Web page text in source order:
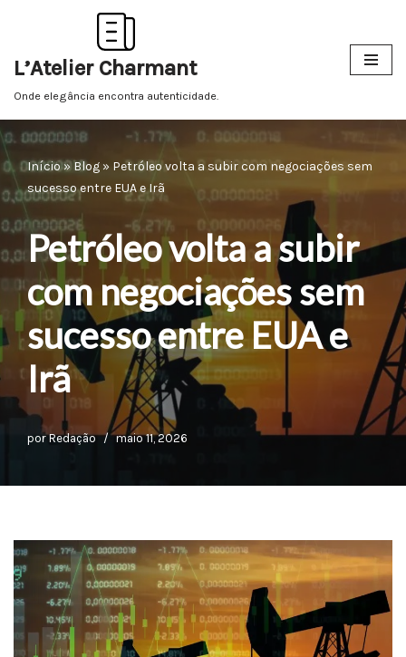
para
o
L’Atelier Charmant
Onde elegância encontra autenticidade.
Início»Blog» Petróleo volta a subir com negociações sem
sucesso entre EUA e Irã
Petróleo volta a subir
com negociações sem
sucesso entre EUA e
Irã
porRedação maio 11, 2026